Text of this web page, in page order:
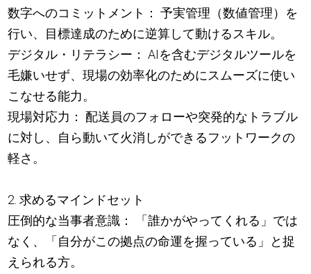
数字へのコミットメント： 予実管理（数値管理）を
行い、目標達成のために逆算して動けるスキル。
デジタル・リテラシー： AIを含むデジタルツールを
毛嫌いせず、現場の効率化のためにスムーズに使い
こなせる能力。
現場対応力： 配送員のフォローや突発的なトラブル
に対し、自ら動いて火消しができるフットワークの
軽さ。
2. 求めるマインドセット
圧倒的な当事者意識： 「誰かがやってくれる」では
なく、「自分がこの拠点の命運を握っている」と捉
えられる方。